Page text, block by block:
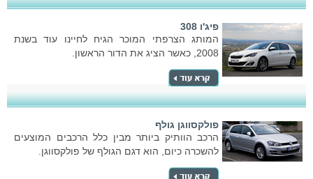
פיג'ו 308
המותג הצרפתי המוכר הגיח לחיינו עוד בשנת
2008, כאשר הציג את הדור הראשון.
פולקסווגן גולף
הרכב הוותיק ביותר מבין כלל הרכבים המוצעים
להשכרה כיום, הוא דגם הגולף של פולקסווגן.